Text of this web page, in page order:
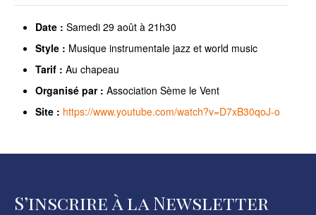
Date : Samedi 29 août à 21h30
Style : Musique instrumentale jazz et world music
Tarif : Au chapeau
Organisé par : Association Sème le Vent
Site : https://www.youtube.com/watch?v=D7xB30qoJ-o
S’inscrire à la Newsletter